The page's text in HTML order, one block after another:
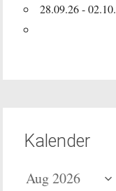
28.09.26 -
Kalender